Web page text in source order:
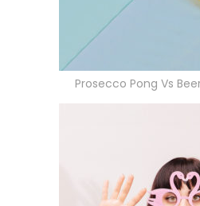
Prosecco Pong Vs